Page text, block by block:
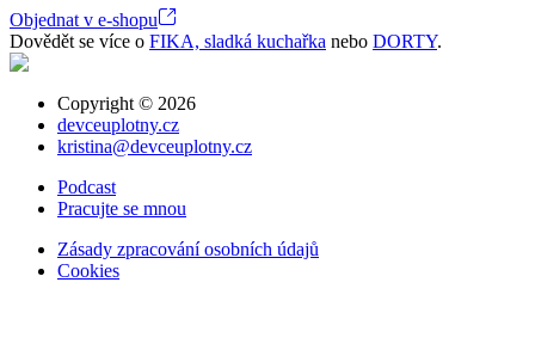
Objednat v e-shopu
Dovědět se více o FIKA, sladká kuchařka nebo DORTY.
Copyright © 2026
devceuplotny.cz
kristina@devceuplotny.cz
Podcast
Pracujte se mnou
Zásady zpracování osobních údajů
Cookies